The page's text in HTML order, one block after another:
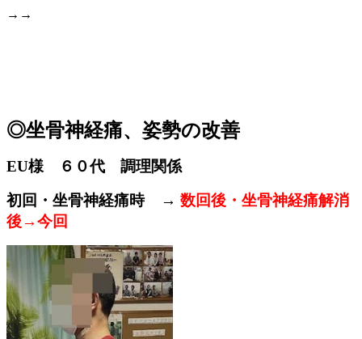
→ →
◎坐骨神経痛、姿勢の改善
EU様 ６０代 調理関係
初回・坐骨神経痛時 → 数回後・坐骨神経痛解消
後→今回